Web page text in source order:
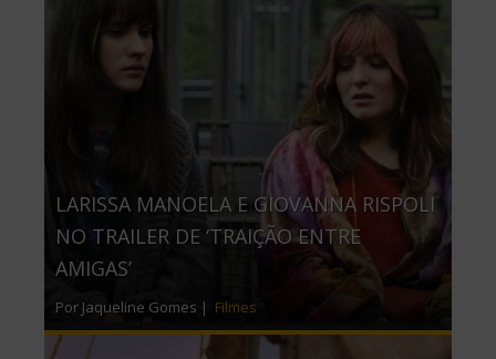
LARISSA MANOELA E GIOVANNA RISPOLI
NO TRAILER DE ‘TRAIÇÃO ENTRE
AMIGAS’
Por Jaqueline Gomes | Filmes